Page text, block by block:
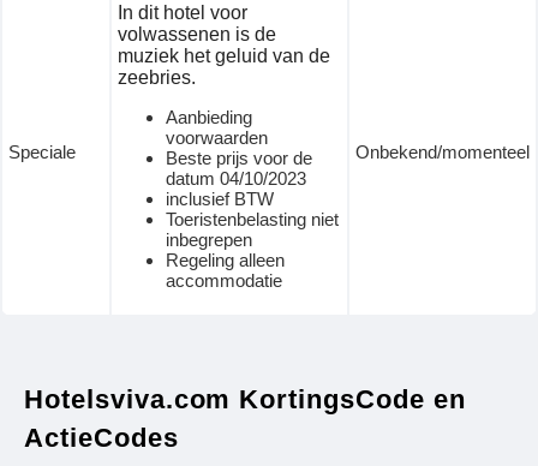
Speciale
In dit hotel voor
volwassenen is de
muziek het geluid van de
zeebries.
Aanbieding
voorwaarden
Beste prijs voor de
datum 04/10/2023
inclusief BTW
Toeristenbelasting niet
inbegrepen
Regeling alleen
accommodatie
Onbekend/momenteel
Hotelsviva.com KortingsCode en
ActieCodes